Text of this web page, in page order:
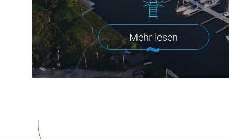
Mehr lesen